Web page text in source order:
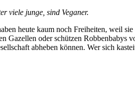
viele junge, sind Veganer.
heute kaum noch Freiheiten, weil
Gazellen oder schützen
abheben können. Wer sich